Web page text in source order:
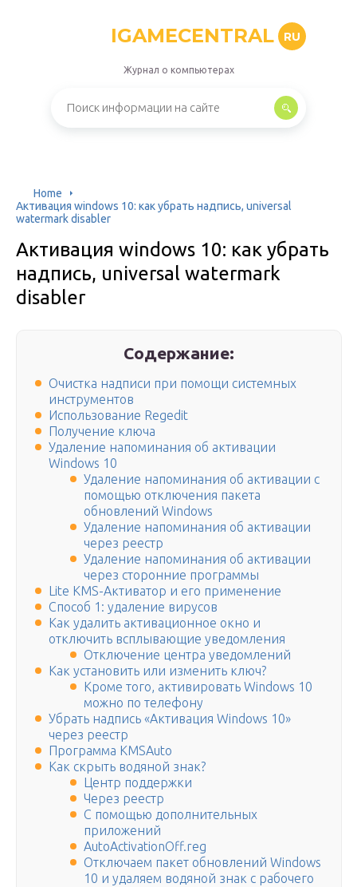
IGAMECENTRAL RU
Журнал о компьютерах
Home
Активация windows 10: как убрать надпись, universal
watermark disabler
Активация windows 10: как убрать
надпись, universal watermark
disabler
Содержание:
Очистка надписи при помощи системных
инструментов
Использование Regedit
Получение ключа
Удаление напоминания об активации
Windows 10
Удаление напоминания об активации с
помощью отключения пакета
обновлений Windows
Удаление напоминания об активации
через реестр
Удаление напоминания об активации
через сторонние программы
Lite KMS-Активатор и его применение
Способ 1: удаление вирусов
Как удалить активационное окно и
отключить всплывающие уведомления
Отключение центра уведомлений
Как установить или изменить ключ?
Кроме того, активировать Windows 10
можно по телефону
Убрать надпись «Активация Windows 10»
через реестр
Программа KMSAuto
Как скрыть водяной знак?
Центр поддержки
Через реестр
С помощью дополнительных
приложений
AutoActivationOff.reg
Отключаем пакет обновлений Windows
10 и удаляем водяной знак с рабочего